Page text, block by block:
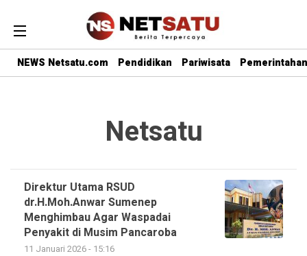
NEWS Netsatu.com Pendidikan Pariwisata Pemerintahan
Netsatu
Direktur Utama RSUD
dr.H.Moh.Anwar Sumenep
Menghimbau Agar Waspadai
Penyakit di Musim Pancaroba
11 Januari 2026 - 15:16